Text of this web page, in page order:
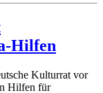
Hilfen
Kulturrat vor
Hilfen für